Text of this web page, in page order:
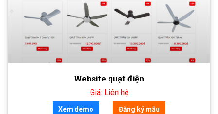
Website quạt điện
Giá: Liên hệ
Xem demo Đăng ký mẫu